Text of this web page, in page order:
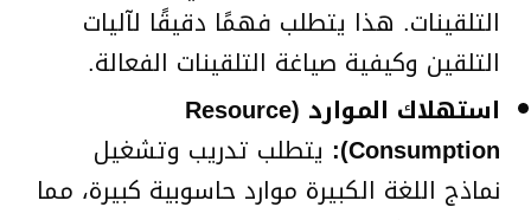
التلقينات. هذا يتطلب فهمًا دقيقًا لآليات
التلقين وكيفية صياغة التلقينات الفعالة.
استهلاك الموارد (Resource
Consumption):
يتطلب تدريب وتشغيل
نماذج اللغة الكبيرة موارد حاسوبية كبيرة، مما